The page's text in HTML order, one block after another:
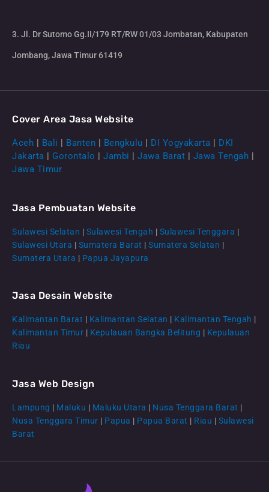
CS Lenteraweb
3. Jl. Dr Sutomo Gg.II/179 RT/RW 01/03 Jombatan, Kabupaten
Jombang, Jawa Timur 61419
Cover Area Jasa Website
Aceh | Bali | Banten | Bengkulu | DI Yogyakarta | DKI
Jakarta | Gorontalo | Jambi | Jawa Barat | Jawa Tengah |
Jawa Timur
Jasa Pembuatan Website
Sulawesi Selatan | Sulawesi Tengah | Sulawesi Tenggara |
Sulawesi Utara | Sumatera Barat | Sumatera Selatan |
Sumatera Utara | Papua Jayapura
Jasa Desain Website
Kalimantan Barat | Kalimantan Selatan | Kalimantan Tengah |
Kalimantan Timur | Kepulauan Bangka Belitung | Kepulauan
Riau
Jasa Web Design
Lampung | Maluku | Maluku Utara | Nusa Tenggara Barat |
Nusa Tenggara Timur | Papua | Papua Barat | Riau | Sulawesi
Barat